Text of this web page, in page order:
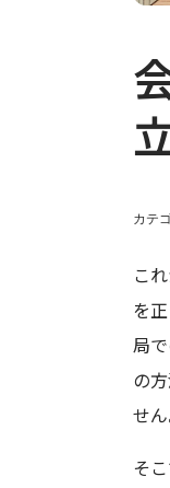
カテ
こ
を
局
の
せん
そ